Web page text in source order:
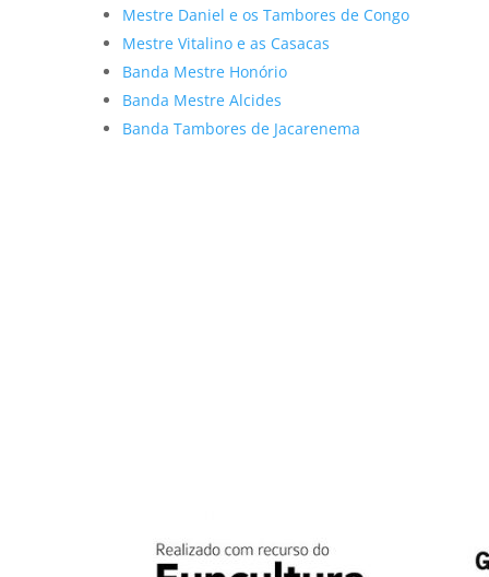
Mestre Daniel e os Tambores de Congo
Mestre Vitalino e as Casacas
Banda Mestre Honório
Banda Mestre Alcides
Banda Tambores de Jacarenema